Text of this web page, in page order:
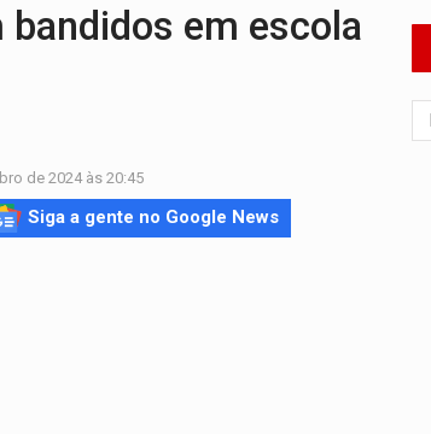
em escola
de 2024 às 20:45
Siga a gente no Google News